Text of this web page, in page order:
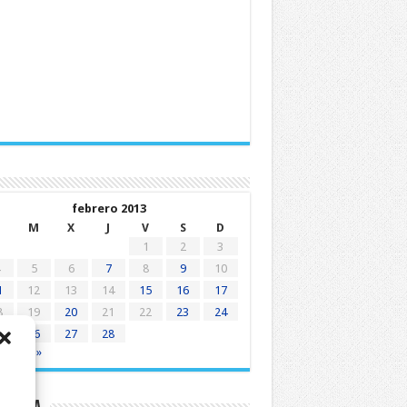
febrero 2013
M
X J V S
D
1
2
3
5
6 7 8 9
10
12 13 14 15 16
17
19 20 21 22 23
24
26 27
28
Mar »